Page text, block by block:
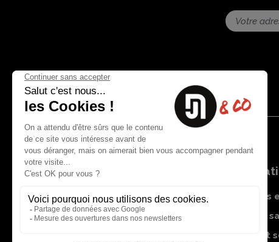
Nous contacter
8 rue du capitaine Jean Croisa
13009 Marseille
Livraisons
Garantie
Paiement